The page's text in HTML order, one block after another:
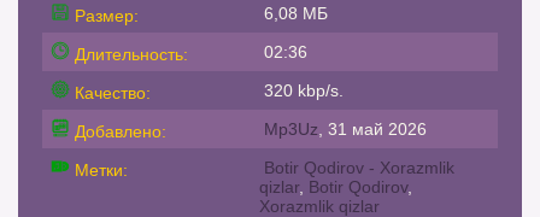
Размер: 6,08 МБ
Длительность: 02:36
Качество: 320 kbp/s.
Добавлено: Mp3Uz , 31 май 2026
Метки:
Botir Qodirov - Xorazmlik
qizlar, Botir Qodirov,
Xorazmlik qizlar